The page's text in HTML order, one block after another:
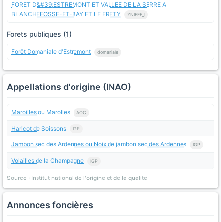
FORET D&#39;ESTREMONT ET VALLEE DE LA SERRE A
BLANCHEFOSSE-ET-BAY ET LE FRETY
ZNIEFF_I
Forets publiques (1)
Forêt Domaniale d'Estremont domaniale
Appellations d'origine (INAO)
Maroilles ou Marolles AOC
Haricot de Soissons IGP
Jambon sec des Ardennes ou Noix de jambon sec des Ardennes IGP
Volailles de la Champagne IGP
Source : Institut national de l'origine et de la qualite
Annonces foncières